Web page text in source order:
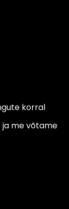
korral
me võtame